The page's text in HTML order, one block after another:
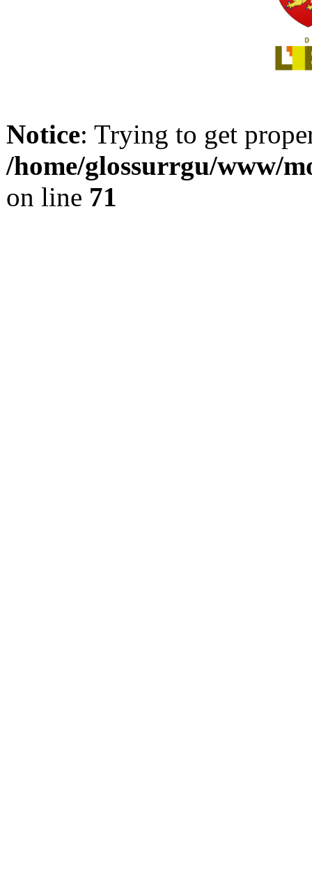
Notice: Trying to get
/home/glossurrgu/www/
on line 71